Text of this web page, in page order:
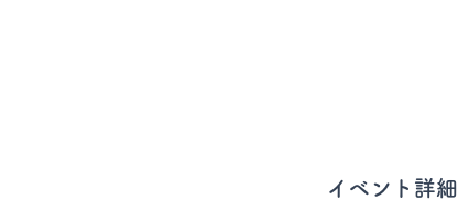
イベント詳細